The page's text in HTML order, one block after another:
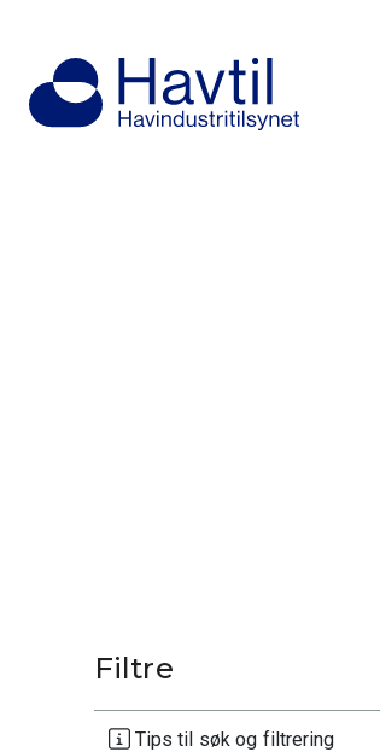
Filtre
Tips til søk og filtrering